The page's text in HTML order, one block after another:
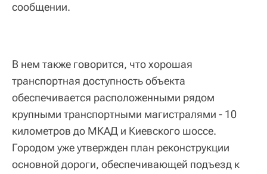
сообщении.
В нем также говорится, что хорошая
транспортная доступность объекта
обеспечивается расположенными рядом
крупными транспортными магистралями - 10
километров до МКАД и Киевского шоссе.
Городом уже утвержден план реконструкции
основной дороги, обеспечивающей подъезд к